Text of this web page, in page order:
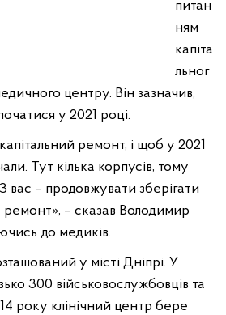
питан
ням
капіта
льног
центру. Він зазначив,
у 2021 році.
ремонт, і щоб у 2021
Тут кілька корпусів, тому
вас – продовжувати зберігати
ремонт», – сказав Володимир
до медиків.
у місті Дніпрі. У
300 військовослужбовців та
року клінічний центр бере